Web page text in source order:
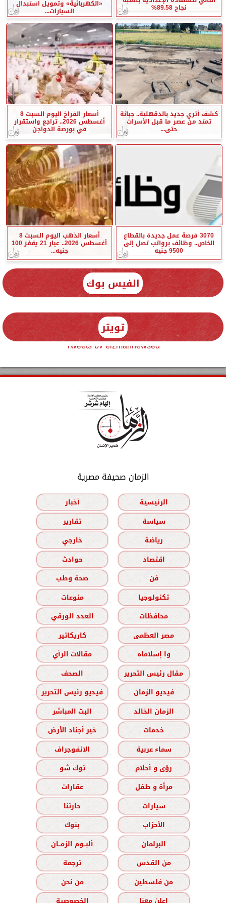
نجاح 89.58% «الكهربائية» وتمويل استبدال
السيارات...
كشف أثري جديد بالدقهلية.. جبانة
تمتد من عصر ما قبل الأسرات
حتى...
أسعار الفراخ اليوم السبت 8
أغسطس 2026.. تراجع واستقرار
في بورصة الدواجن
3070 فرصة عمل جديدة بالقطاع
الخاص.. وظائف برواتب تصل إلى
9500 جنيه
أسعار الذهب اليوم السبت 8
أغسطس 2026.. عيار 21 يقفز 100
جنيه...
الفيس بوك
تويتر
Tweets by elzmannewseg
الزمان صحيفة مصرية
الرئيسية
أخبار
سياسة
تقارير
رياضة
خارجي
اقتصاد
حوادث
فن
صحة وطب
تكنولوجيا
منوعات
محافظات
العدد الورقي
مصر العظمى
كاريكاتير
وا إسلاماه
مقالات الرأي
مقال رئيس التحرير
الصحف
فيديو الزمان
فيديو رئيس التحرير
الزمان الخالد
البث المباشر
خدمات
خير أجناد الأرض
سماء عربية
الانفوجراف
رؤى و أحلام
توك شو
مرأة و طفل
عقارات
سيارات
حارتنا
الأحزاب
بنوك
البرلمان
ألبــوم الزمــان
من القدس
ترجمة
من فلسطين
من نحن